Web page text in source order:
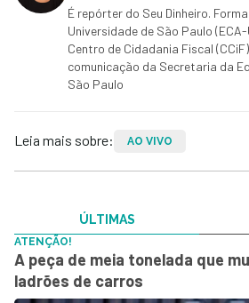
É repórter do Seu Dinheiro.
Universidade de São Paulo
Centro de Cidadania Fiscal
comunicação da Secretaria da
São Paulo
Leia mais sobre: AO VIVO
ÚLTIMAS
ATENÇÃO!
A peça de meia tonelada que
ladrões de carros